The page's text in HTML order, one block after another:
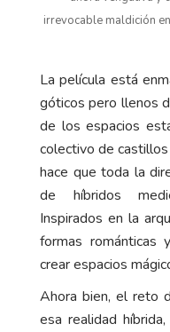
irrevocable maldición
La película está
góticos pero llenos
de los espacios
colectivo de
hace que toda la
de híbridos
Inspirados en la
formas románticas
crear espacios
Ahora bien, el reto
esa realidad